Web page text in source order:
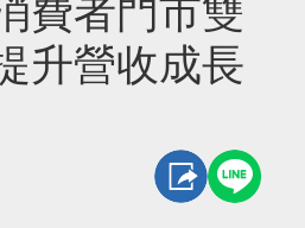
費者門市雙
升營收成長